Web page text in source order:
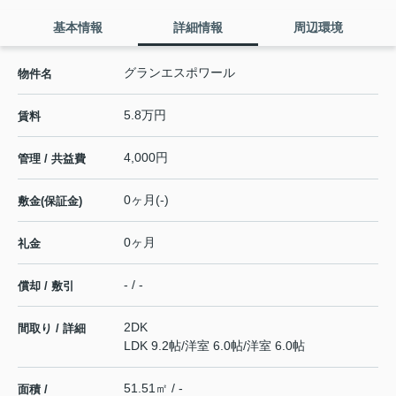
基本情報 詳細情報 周辺環境
物件名 グランエスポワール
賃料 5.8万円
管理 / 共益費 4,000円
敷金(保証金) 0ヶ月(-)
礼金 0ヶ月
償却 / 敷引 - / -
間取り / 詳細
2DK
LDK 9.2帖/洋室 6.0帖/洋室 6.0帖
面積 / 51.51㎡ / -